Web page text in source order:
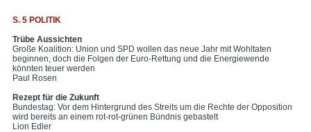
S. 5 POLITIK
Trübe Aussichten
Große Koalition: Union und SPD wollen das neue Jahr mit Wohltaten
beginnen, doch die Folgen der Euro-Rettung und die Energiewende
könnten teuer werden
Paul Rosen
Rezept für die Zukunft
Bundestag: Vor dem Hintergrund des Streits um die Rechte der Opposition
wird bereits an einem rot-rot-grünen Bündnis gebastelt
Lion Edler